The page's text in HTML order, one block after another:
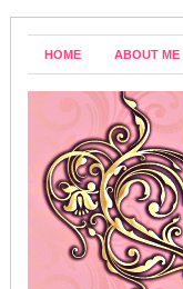
HOME ABOUT ME